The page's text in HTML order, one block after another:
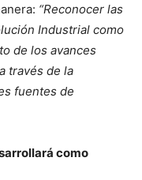
“Reconocer las
Industrial como
de los avances
través de la
fuentes de
como